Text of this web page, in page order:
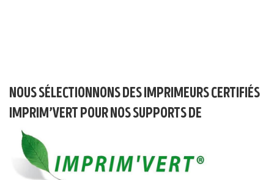
nous sélectionnons des imprimeurs certifiés
imprim’vert pour nos supports de